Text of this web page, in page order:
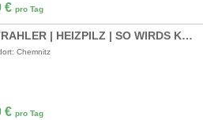
€ pro Tag
HEIZSTRAHLER | HEIZPILZ | SO WIRDS KUSCHLIG
Chemnitz
€ pro Tag